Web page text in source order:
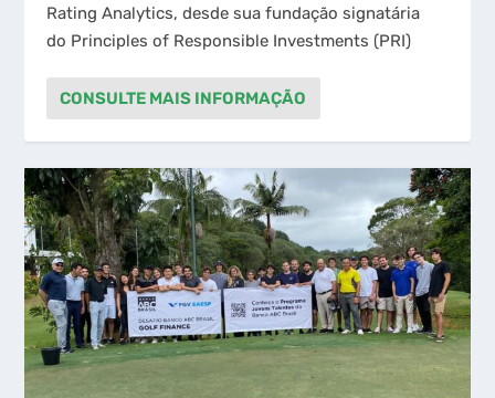
Rating Analytics, desde sua fundação signatária
do Principles of Responsible Investments (PRI)
CONSULTE MAIS INFORMAÇÃO